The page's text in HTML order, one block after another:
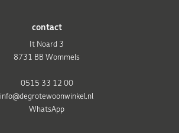
contact
It Noard 3
8731 BB Wommels
0515 33 12 00
info@degrotewoonwinkel.nl
WhatsApp